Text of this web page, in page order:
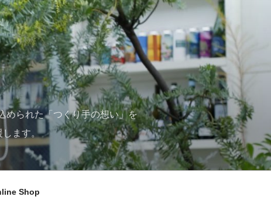
められた「つくり手の想い」を
します。
Shop